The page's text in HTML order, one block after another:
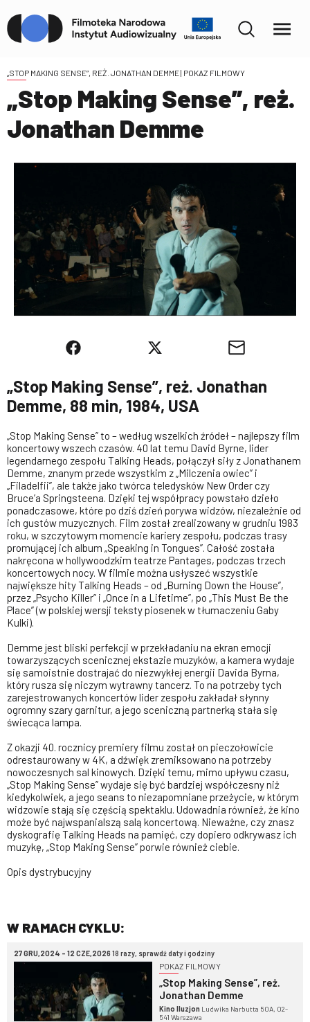
„STOP MAKING SENSE”, REŻ. JONATHAN DEMME| POKAZ FILMOWY
„Stop Making Sense”, reż.
Jonathan Demme
„Stop Making Sense”, reż. Jonathan
Demme, 88 min, 1984, USA
„Stop Making Sense” to – według wszelkich źródeł – najlepszy film
koncertowy wszech czasów. 40 lat temu David Byrne, lider
legendarnego zespołu Talking Heads, połączył siły z Jonathanem
Demme, znanym przede wszystkim z „Milczenia owiec” i
„Filadelfii”, ale także jako twórca teledysków New Order czy
Bruce’a Springsteena. Dzięki tej współpracy powstało dzieło
ponadczasowe, które po dziś dzień porywa widzów, niezależnie od
ich gustów muzycznych. Film został zrealizowany w grudniu 1983
roku, w szczytowym momencie kariery zespołu, podczas trasy
promującej ich album „Speaking in Tongues”. Całość została
nakręcona w hollywoodzkim teatrze Pantages, podczas trzech
koncertowych nocy. W filmie można usłyszeć wszystkie
największe hity Talking Heads – od „Burning Down the House”,
przez „Psycho Killer” i „Once in a Lifetime”, po „This Must Be the
Place” (w polskiej wersji teksty piosenek w tłumaczeniu Gaby
Kulki).
Demme jest bliski perfekcji w przekładaniu na ekran emocji
towarzyszących scenicznej ekstazie muzyków, a kamera wydaje
się samoistnie dostrajać do niezwykłej energii Davida Byrna,
który rusza się niczym wytrawny tancerz. To na potrzeby tych
zarejestrowanych koncertów lider zespołu zakładał słynny
ogromny szary garnitur, a jego sceniczną partnerką stała się
świecąca lampa.
Z okazji 40. rocznicy premiery filmu został on pieczołowicie
odrestaurowany w 4K, a dźwięk zremiksowano na potrzeby
nowoczesnych sal kinowych. Dzięki temu, mimo upływu czasu,
„Stop Making Sense” wydaje się być bardziej współczesny niż
kiedykolwiek, a jego seans to niezapomniane przeżycie, w którym
widzowie stają się częścią spektaklu. Udowadnia również, że kino
może być najwspanialszą salą koncertową. Nieważne, czy znasz
dyskografię Talking Heads na pamięć, czy dopiero odkrywasz ich
muzykę, „Stop Making Sense” porwie również ciebie.
Opis dystrybucyjny
W RAMACH CYKLU:
27 GRU,2024 - 12 CZE,2026 18 razy, sprawdź daty i godziny
POKAZ FILMOWY
„Stop Making Sense”, reż.
Jonathan Demme
Kino Iluzjon Ludwika Narbutta 50A, 02-
541 Warszawa